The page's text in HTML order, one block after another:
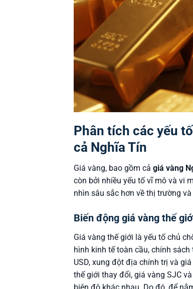
Phân tích các yếu
cả Nghĩa Tín
Giá vàng, bao gồm cả giá vàng
còn bởi nhiều yếu tố vĩ mô và vi
nhìn sâu sắc hơn về thị trường
Biến động giá vàng thế
Giá vàng thế giới là yếu tố chủ
hình kinh tế toàn cầu, chính
USD, xung đột địa chính trị và
thế giới thay đổi, giá vàng SJC